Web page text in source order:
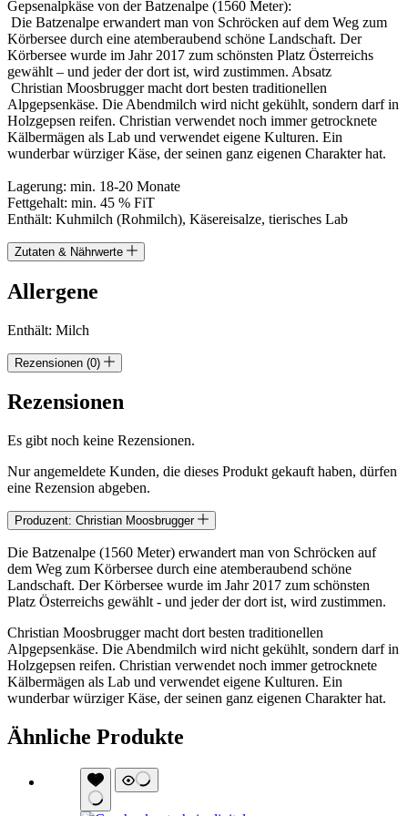
Gepsenalpkäse von der Batzenalpe (1560 Meter):
Die Batzenalpe erwandert man von Schröcken auf dem Weg zum
Körbersee durch eine atemberaubend schöne Landschaft. Der
Körbersee wurde im Jahr 2017 zum schönsten Platz Österreichs
gewählt – und jeder der dort ist, wird zustimmen. Absatz
Christian Moosbrugger macht dort besten traditionellen
Alpgepsenkäse. Die Abendmilch wird nicht gekühlt, sondern darf in
Holzgepsen reifen. Christian verwendet noch immer getrocknete
Kälbermägen als Lab und verwendet eigene Kulturen. Ein
wunderbar würziger Käse, der seinen ganz eigenen Charakter hat.
Lagerung: min. 18-20 Monate
Fettgehalt: min. 45 % FiT
Enthält: Kuhmilch (Rohmilch), Käsereisalze, tierisches Lab
Zutaten & Nährwerte
Allergene
Enthält: Milch
Rezensionen (0)
Rezensionen
Es gibt noch keine Rezensionen.
Nur angemeldete Kunden, die dieses Produkt gekauft haben, dürfen
eine Rezension abgeben.
Produzent: Christian Moosbrugger
Die Batzenalpe (1560 Meter) erwandert man von Schröcken auf
dem Weg zum Körbersee durch eine atemberaubend schöne
Landschaft. Der Körbersee wurde im Jahr 2017 zum schönsten
Platz Österreichs gewählt - und jeder der dort ist, wird zustimmen.
Christian Moosbrugger macht dort besten traditionellen
Alpgepsenkäse. Die Abendmilch wird nicht gekühlt, sondern darf in
Holzgepsen reifen. Christian verwendet noch immer getrocknete
Kälbermägen als Lab und verwendet eigene Kulturen. Ein
wunderbar würziger Käse, der seinen ganz eigenen Charakter hat.
Ähnliche Produkte